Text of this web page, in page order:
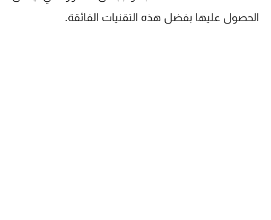
الحصول عليها بفضل هذه التقنيات الفائقة.